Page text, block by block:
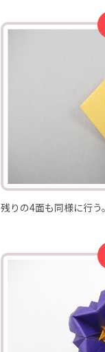
残りの4面も同様に行う。